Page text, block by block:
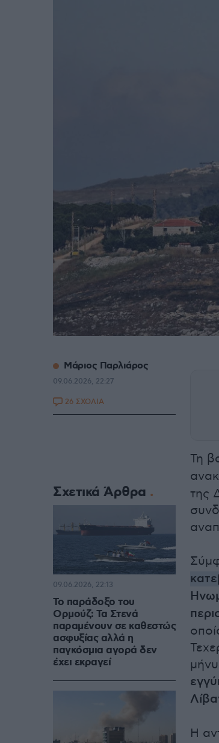
Τη
της
Η
Μάριος Παρλιάρος
09.06.2026, 22:27
26 ΣΧΟΛΙΑ
Σχετικά Άρθρα
Το παράδοξο του
Ορμούζ: Τα Στενά
παραμένουν σε καθεστώς
ασφυξίας αλλά η
παγκόσμια αγορά δεν
έχει εκραγεί
09.06.2026, 22:13